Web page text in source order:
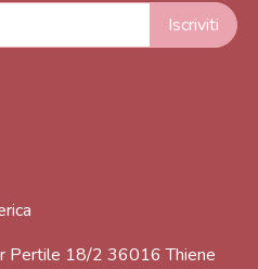
Pertile 18/2 36016 Thiene